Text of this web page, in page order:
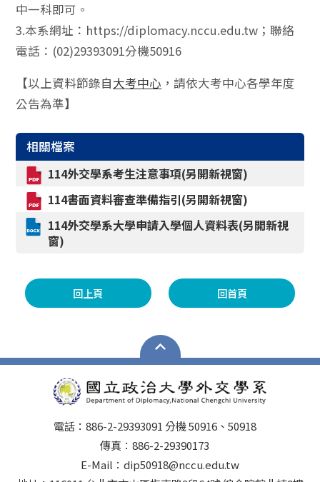
中一科即可。
3.本系網址：https://diplomacy.nccu.edu.tw；聯絡
電話：(02)29393091分機50916
【以上資料節錄自大考中心 ，請依大考中心各學年度
公告為準】
相關檔案
114外交學系考生注意事項(另開新視窗)
114書面資料審查準備指引(另開新視窗)
114外交學系大學申請入學個人資料表(另開新視
窗)
回上頁 回首頁
電話：886-2-29393091 分機 50916、50918
傳真：886-2-29390173
E-Mail：dip50918@nccu.edu.tw